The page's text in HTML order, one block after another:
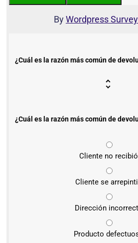
ByWordpress
¿Cuál es la razón más común de
¿Cuál es la razón más común de
Cliente no recibió
Cliente se
Dirección
Producto